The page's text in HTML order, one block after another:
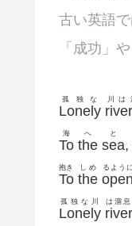
古い英語
「成功」
Lonely
孤独な 川は
To
海
the
へ
sea
と
,
To
抱き
the
しめ
open
るように
Lonely
孤独な川 は溜息